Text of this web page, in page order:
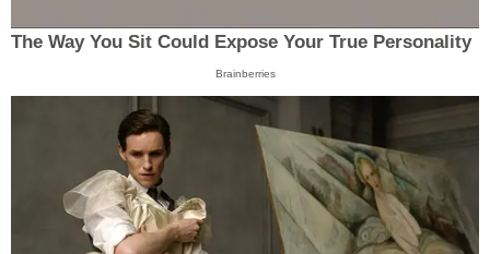
The Way You Sit Could Expose Your True Personality
Brainberries